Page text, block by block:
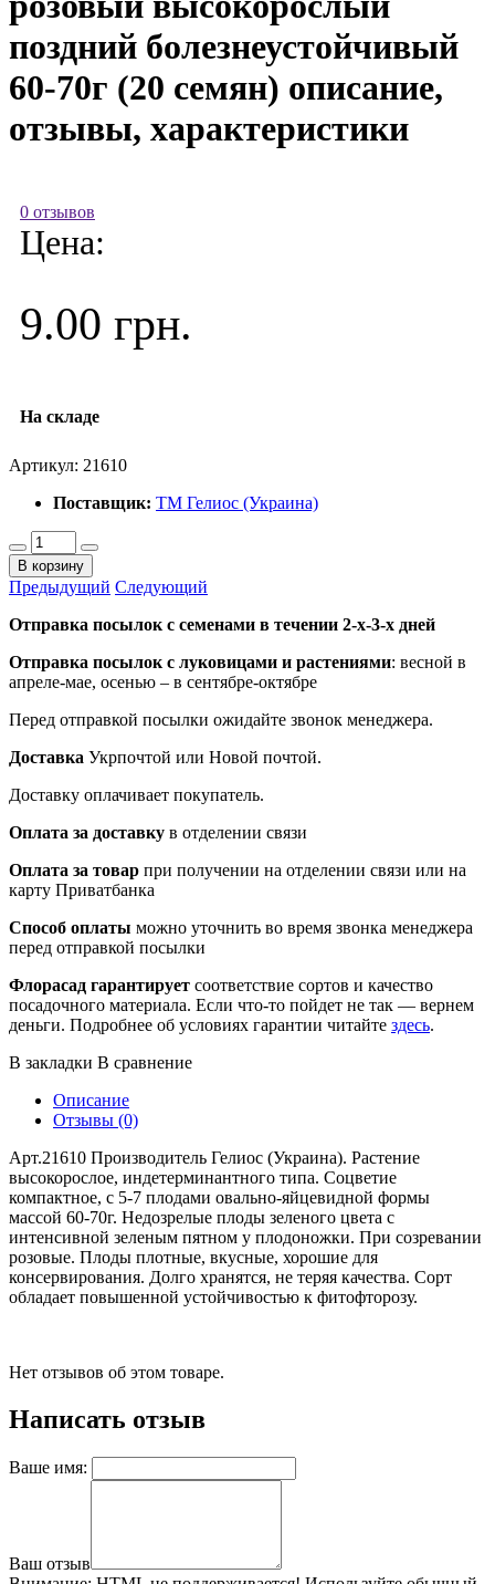
поздний болезнеустойчивый
60-70г (20 семян) описание,
отзывы, характеристики
0 отзывов
Цена:
9.00 грн.
На складе
Артикул: 21610
Поставщик: ТМ Гелиос (Украина)
В корзину
Предыдущий Следующий
Отправка посылок с семенами в течении 2-х-3-х дней
Отправка посылок с луковицами и растениями: весной в
апреле-мае, осенью – в сентябре-октябре
Перед отправкой посылки ожидайте звонок менеджера.
Доставка Укрпочтой или Новой почтой.
Доставку оплачивает покупатель.
Оплата за доставку в отделении связи
Оплата за товар при получении на отделении связи или на
карту Приватбанка
Способ оплаты можно уточнить во время звонка менеджера
перед отправкой посылки
Флорасад гарантирует соответствие сортов и качество
посадочного материала. Если что-то пойдет не так — вернем
деньги. Подробнее об условиях гарантии читайте здесь.
В закладки В сравнение
Описание
Отзывы (0)
Арт.21610 Производитель Гелиос (Украина). Растение
высокорослое, индетерминантного типа. Соцветие
компактное, с 5-7 плодами овально-яйцевидной формы
массой 60-70г. Недозрелые плоды зеленого цвета с
интенсивной зеленым пятном у плодоножки. При созревании
розовые. Плоды плотные, вкусные, хорошие для
консервирования. Долго хранятся, не теряя качества. Сорт
обладает повышенной устойчивостью к фитофторозу.
Нет отзывов об этом товаре.
Написать отзыв
Ваше имя:
Ваш отзыв